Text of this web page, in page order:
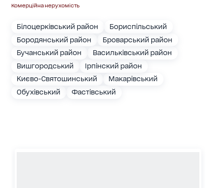
Комерційна нерухомість
Білоцерківський район
Бориспільський
Бородянський район
Броварський район
Бучанський район
Васильківський район
Вишгородський
Ірпінский район
Києво-Святошинський
Макарівський
Обухівський
Фастівський